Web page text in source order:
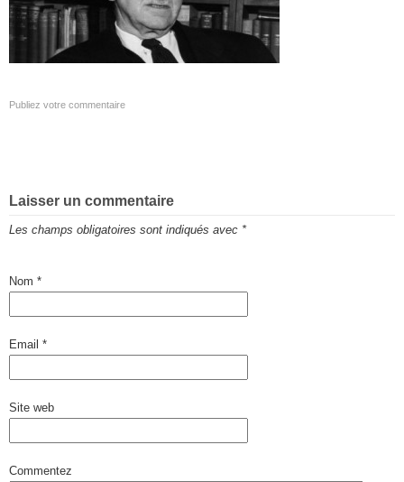
Publiez votre commentaire
Laisser un commentaire
Les champs obligatoires sont indiqués avec *
Nom *
Email *
Site web
Commentez